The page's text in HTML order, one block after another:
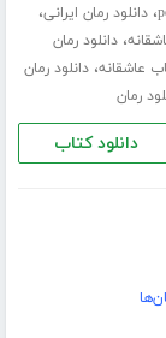
،دانلود رمان ایرانی،
،دانلود رمان
عاشقانه،دانلود رمان
رمان
دانلود کتاب